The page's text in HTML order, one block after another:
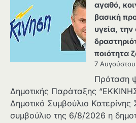
αγαθό,
βασική
υγεία, την
ποιότητα
7
Πρόταση
Δημοτικής Παράταξης
Δημοτικό Συμβούλιο Κατερίνης
συμβούλιο της 6/8/2026 η